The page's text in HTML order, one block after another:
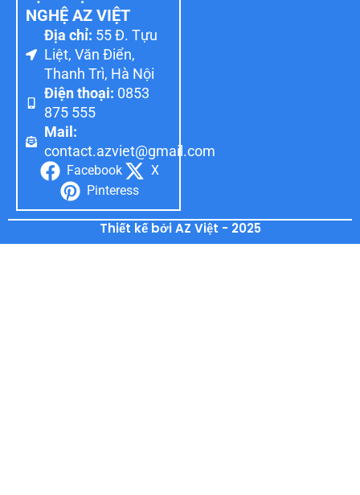
NGHỆ AZ VIỆT
Địa chỉ: 55 Đ. Tựu
Liệt, Văn Điển,
Thanh Trì, Hà Nội
Điện thoại: 0853
875 555
Mail:
contact.azviet@gmail.com
Facebook
X
Pinteress
Thiết kế bởi AZ Việt - 2025